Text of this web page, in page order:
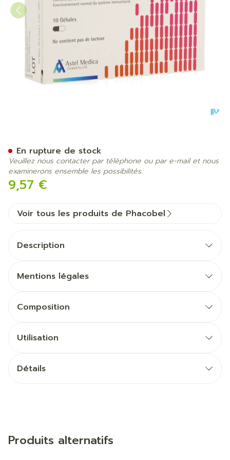
9,57 €
En rupture de stock
Veuillez nous contacter par téléphone ou par e-mail et nous
examinerons ensemble les possibilités.
Voir tous les produits de Phacobel
Description
Mentions légales
Composition
Utilisation
Détails
Produits alternatifs